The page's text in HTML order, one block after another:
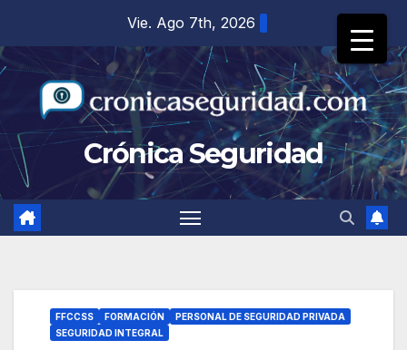
contenido
Vie. Ago 7th, 2026
Crónica Seguridad
FFCCSS FORMACIÓN
PERSONAL DE SEGURIDAD PRIVADA
SEGURIDAD INTEGRAL